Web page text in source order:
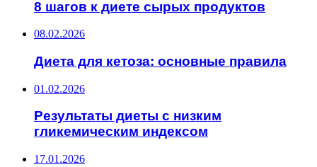
8 шагов к диете сырых продуктов
08.02.2026
Диета для кетоза: основные правила
01.02.2026
Результаты диеты с низким
гликемическим индексом
17.01.2026